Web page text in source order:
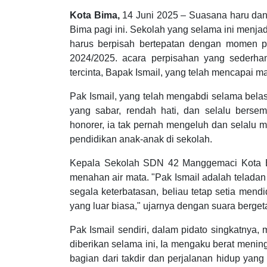
Kota Bima,14 Juni 2025 – Suasana haru
Bima pagi ini. Sekolah yang selama ini
harus berpisah bertepatan dengan momen
2024/2025. acara perpisahan yang
tercinta, Bapak Ismail, yang telah mencapai
Pak Ismail, yang telah mengabdi selama
yang sabar, rendah hati, dan selalu
honorer, ia tak pernah mengeluh dan selalu
pendidikan anak-anak di sekolah.
Kepala Sekolah SDN 42 Manggemaci Kota
menahan air mata. "Pak Ismail adalah
segala keterbatasan, beliau tetap setia
yang luar biasa," ujarnya dengan suara
Pak Ismail sendiri, dalam pidato singkatnya,
diberikan selama ini, Ia mengaku berat
bagian dari takdir dan perjalanan hidup